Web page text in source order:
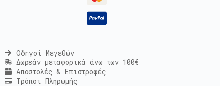
Οδηγοί Μεγεθών
Δωρεάν μεταφορικά άνω των 100€
Αποστολές & Επιστροφές
Τρόποι Πληρωμής